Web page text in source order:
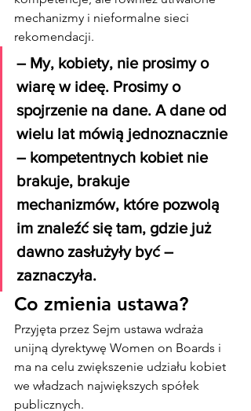
mechanizmy i nieformalne sieci
rekomendacji.
– My, kobiety, nie prosimy o
wiarę w ideę. Prosimy o
spojrzenie na dane. A dane od
wielu lat mówią jednoznacznie
– kompetentnych kobiet nie
brakuje, brakuje
mechanizmów, które pozwolą
im znaleźć się tam, gdzie już
dawno zasłużyły być –
zaznaczyła.
Co zmienia ustawa?
Przyjęta przez Sejm ustawa wdraża
unijną dyrektywę Women on Boards i
ma na celu zwiększenie udziału kobiet
we władzach największych spółek
publicznych.